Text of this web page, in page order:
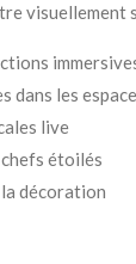
dans les
live
étoilés
décoration